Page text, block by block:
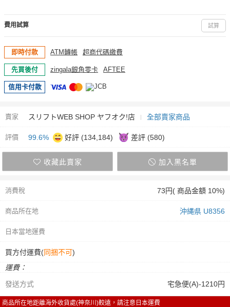
費用試算 試算
即時付款 ATM轉帳 超商代碼繳費
先買後付 zingala銀角零卡 AFTEE
信用卡付款
賣家 スリフトWEB SHOP ヤフオク!店 全部賣家商品
評價 99.6% 好評 (134,184) 差評 (580)
收藏此賣家 加入黑名單
消費稅 73円( 商品金額 10%)
商品所在地 沖縄県 U8356
日本當地運費
買方付運費(同捆不可)
運費：
發送方式
宅急便(A)-1210円
商品所在地距離海外收貨處(神奈川)較遠，請注意日本運費